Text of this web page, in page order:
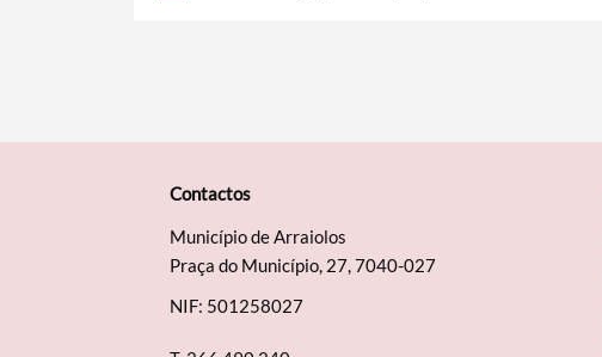
Contactos
Município de Arraiolos
Praça do Município, 27, 7040-027
NIF: 501258027